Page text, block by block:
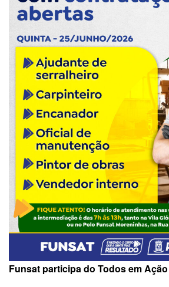
Funsat participa do Todos em Ação